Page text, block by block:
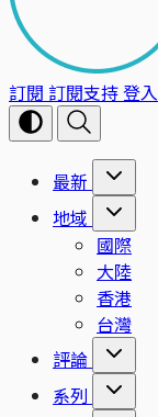
訂閱 訂閱支持登入
最新
地域
國際
大陸
香港
台灣
評論
系列